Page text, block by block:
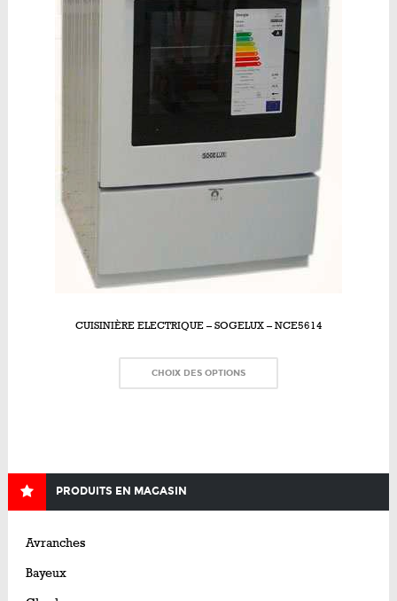
CUISINIÈRE ELECTRIQUE – SOGELUX – NCE5614
CHOIX DES OPTIONS
PRODUITS EN MAGASIN
Avranches
Bayeux